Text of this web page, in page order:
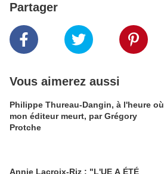
Partager
Vous aimerez aussi
Philippe Thureau-Dangin, à l'heure où
mon éditeur meurt, par Grégory
Protche
Annie Lacroix-Riz : "L'UE A ÉTÉ